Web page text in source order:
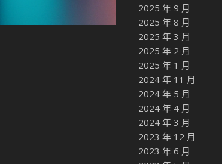
2025 年 9 月
2025 年 8 月
2025 年 3 月
2025 年 2 月
2025 年 1 月
2024 年 11 月
2024 年 5 月
2024 年 4 月
2024 年 3 月
2023 年 12 月
2023 年 6 月